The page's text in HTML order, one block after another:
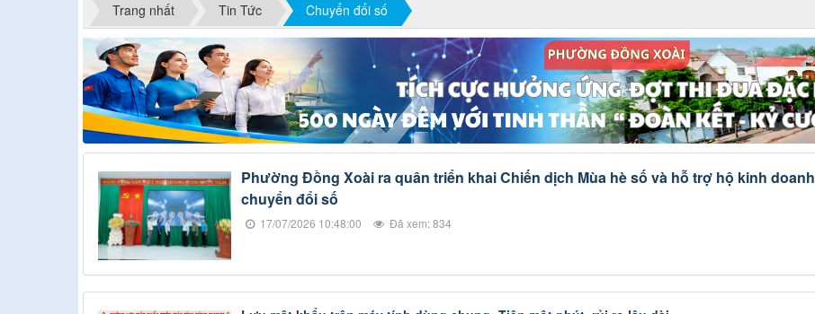
Trang nhất
Tin Tức Chuyển đổi số
Phường Đồng Xoài ra quân triển khai Chiến dịch Mùa hè số và hỗ trợ hộ kinh doanh
chuyển đổi số
17/07/2026 10:48:00 Đã xem: 834